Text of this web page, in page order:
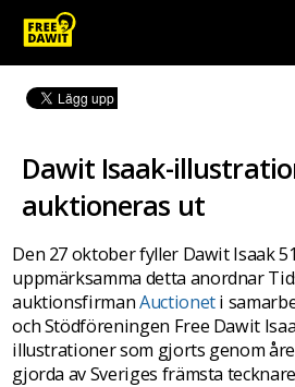
Dawit Isaak-
auktioneras ut
Den 27 oktober fyller Dawit Isaak
uppmärksamma detta anordnar
auktionsfirmanAuctioneti
och Stödföreningen Free Dawit
illustrationer som gjorts genom
gjorda av Sveriges främsta